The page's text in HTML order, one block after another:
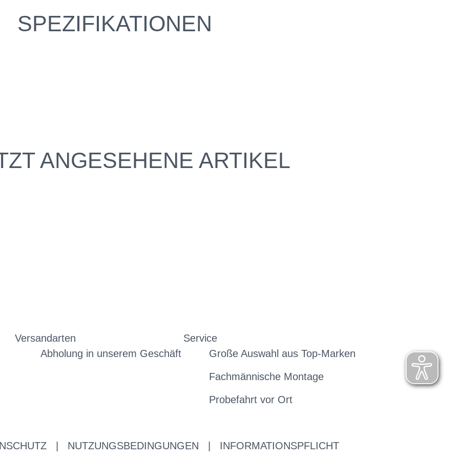
SPEZIFIKATIONEN
ANGESEHENE ARTIKEL
Versandarten
Abholung in unserem Geschäft
Service
Große Auswahl aus Top-Marken
Fachmännische Montage
Probefahrt vor Ort
NUTZUNGSBEDINGUNGEN INFORMATIONSPFLICHT